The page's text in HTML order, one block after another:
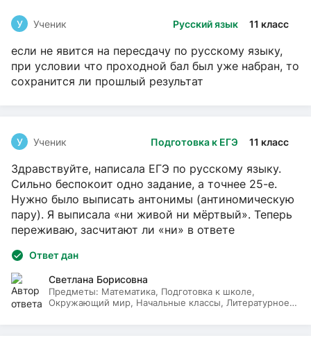
Русский язык 11 класс
У Ученик
если не явится на пересдачу по русскому языку,
при условии что проходной бал был уже набран, то
сохранится ли прошлый результат
Подготовка к ЕГЭ 11 класс
У Ученик
Здравствуйте, написала ЕГЭ по русскому языку.
Сильно беспокоит одно задание, а точнее 25-е.
Нужно было выписать антонимы (антиномическую
пару). Я выписала «ни живой ни мёртвый». Теперь
переживаю, засчитают ли «ни» в ответе
Ответ дан
Светлана Борисовна
Предметы: Математика, Подготовка к школе,
Окружающий мир, Начальные классы, Литературное